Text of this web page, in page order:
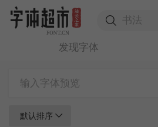
发现字体
默认排序